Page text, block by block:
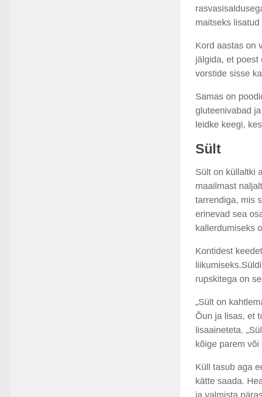
maitseks
Kord aastas on
jälgida, et poest
vorstide sisse
Samas on
gluteenivabad
leidke keegi,
Sült
Sült on küllaltki
maailmast
tarrendiga, mis
erinevad sea
kallerdumiseks
Kontidest
rupskitega on
„Sült on
Õun ja lisas, et
lisaaineteta.
kõige parem
Küll tasub aga
kätte saada.
ja valmista